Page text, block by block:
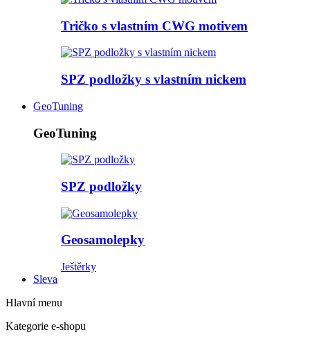
Tričko s vlastním CWG motivem
SPZ podložky s vlastním nickem
GeoTuning
GeoTuning
SPZ podložky
Geosamolepky
Ještěrky
Sleva
Hlavní menu
Kategorie e-shopu